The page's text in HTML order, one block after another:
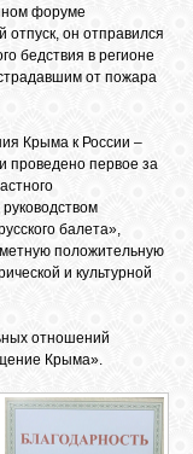
форуме
он отправился
бедствия в регионе
от пожара
Крыма к России –
проведено первое за
балета»,
положительную
и культурной
отношений
Крыма».